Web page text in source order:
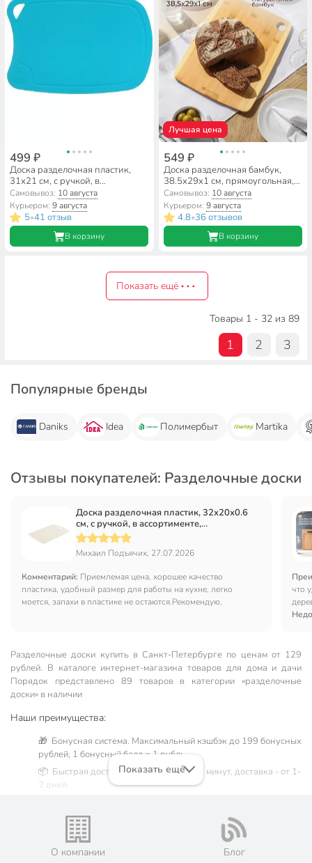
499 ₽
Доска разделочная пластик,
31х21 см, с ручкой, в
ассортименте, овальная, TimA,
ДРГ-3221
Самовывоз: 10 августа
Курьером:9 августа
5•41 отзыв
В корзину
Лучшая цена
549 ₽
Доска разделочная бамбук,
38.5х29х1 см, прямоугольная,
Daniks, H-1569
Самовывоз: 10 августа
Курьером: 9 августа
4.8•36 отзывов
В корзину
Показать ещё
Товары 1 - 32 из 89
1 2 3
Популярные бренды
Daniks Idea Полимербыт Martika
Отзывы покупателей: Разделочные доски
Доска разделочная пластик, 32х20х0.6
см, с ручкой, в ассортименте,
прямоугольная, Martika, С53МОЛ/МОКК/
СГОЛ
Михаил Подъячих, 27.07.2026
Комментарий: Приемлемая цена, хорошее качество
пластика, удобный размер для работы на кухне, легко
моется, запахи в пластике не остаются.Рекомендую.
что
Разделочные доски купить в Санкт-Петербургe по ценам от 129
рублей. В каталоге интернет-магазина товаров для дома и дачи
Порядок представлено 89 товаров в категории «разделочные
доски» в наличии
Наши преимущества:
🎁 Бонусная система. Максимальный кэшбэк до 199 бонусных
рублей, 1 бонусный балл = 1 рубль.
📦 Быстрая доставка. Самовывоз от 60 минут, доставка - от 1-
2 дней.
Петербург. Жители Ленинградской области могут сделать
заказ и оплатить его онлайн на официальном сайте сети
магазинов Порядок. Мы предлагаем бесплатную курьерскую
доставку для товара «разделочные доски» при заказе от 3000
Показать ещё
О компании Блог